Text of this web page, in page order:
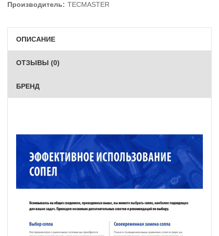
Производитель: TECMASTER
ОПИСАНИЕ
ОТЗЫВЫ (0)
БРЕНД